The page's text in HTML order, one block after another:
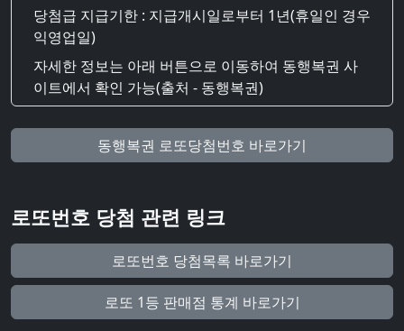
당첨급 지급기한 : 지급개시일로부터 1년(휴일인 경우
익영업일)
자세한 정보는 아래 버튼으로 이동하여 동행복권 사
이트에서 확인 가능(출처 - 동행복권)
동행복권 로또당첨번호 바로가기
로또번호 당첨 관련 링크
로또번호 당첨목록 바로가기
로또 1등 판매점 통계 바로가기